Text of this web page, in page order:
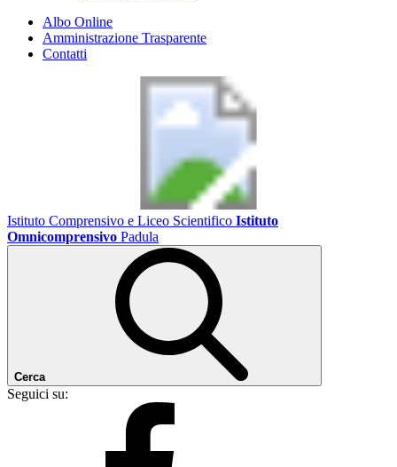
Albo Online
Amministrazione Trasparente
Contatti
Istituto Comprensivo e Liceo Scientifico Istituto
Omnicomprensivo Padula
Cerca
Seguici su: